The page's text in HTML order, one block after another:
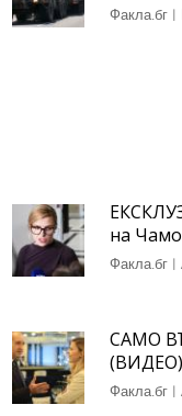
Факла.бг |
на
Факла.бг |
САМО
(ВИДЕО)
Факла.бг |